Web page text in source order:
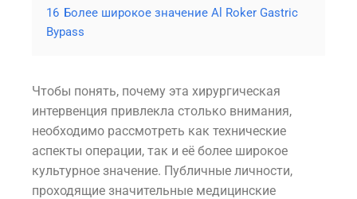
16 Более широкое значение Al Roker Gastric
Bypass
Чтобы понять, почему эта хирургическая
интервенция привлекла столько внимания,
необходимо рассмотреть как технические
аспекты операции, так и её более широкое
культурное значение. Публичные личности,
проходящие значительные медицинские